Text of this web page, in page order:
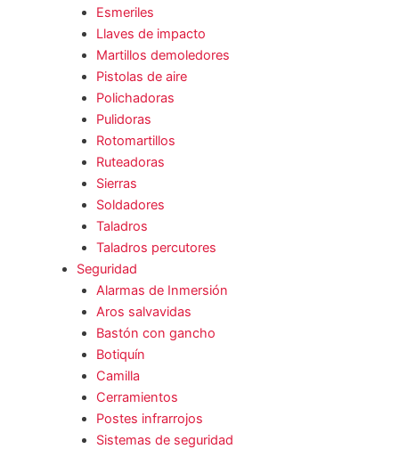
Esmeriles
Llaves de impacto
Martillos demoledores
Pistolas de aire
Polichadoras
Pulidoras
Rotomartillos
Ruteadoras
Sierras
Soldadores
Taladros
Taladros percutores
Seguridad
Alarmas de Inmersión
Aros salvavidas
Bastón con gancho
Botiquín
Camilla
Cerramientos
Postes infrarrojos
Sistemas de seguridad